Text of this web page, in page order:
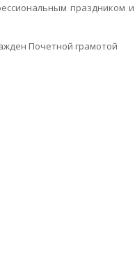
праздником и
Почетной грамотой